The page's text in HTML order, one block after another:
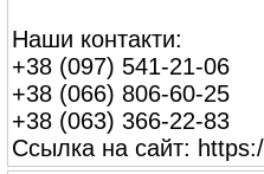
Наши контакти:
+38 (097) 541-21-06
+38 (066) 806-60-25
+38 (063) 366-22-83
Ссылка на сайт: